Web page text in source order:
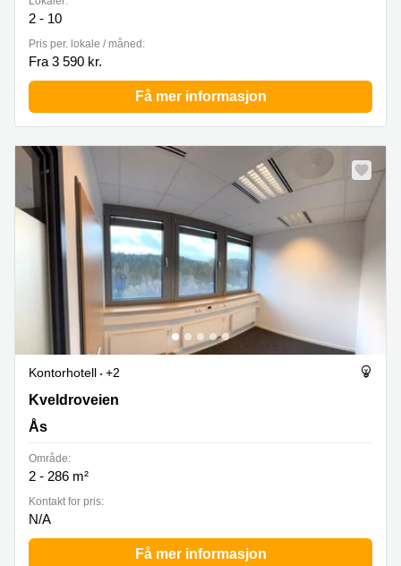
2 - 10
Pris per. lokale / måned:
Fra 3 590 kr.
Få mer informasjon
Kontorhotell
+2
Kveldroveien, 7, Ås
Kveldroveien
Ås
Område:
2 - 286 m²
Kontakt for pris:
N/A
Få mer informasjon